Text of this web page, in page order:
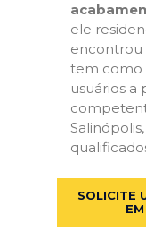
ele
encontrou
tem como
usuários a
SOLICITE